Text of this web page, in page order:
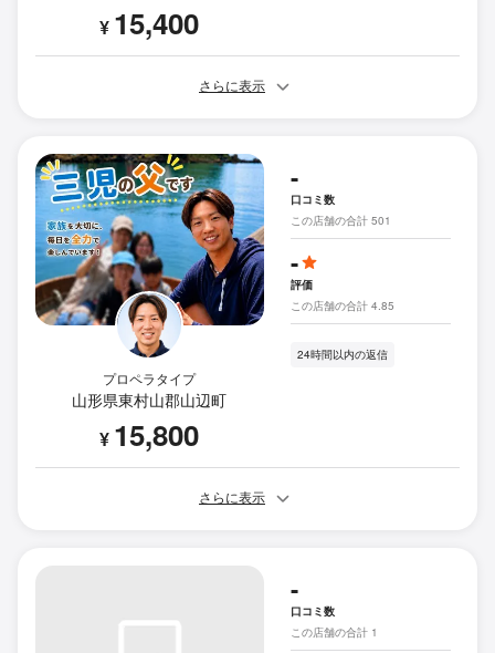
¥ 15,400
さらに表示
プロペラタイプ
山形県東村山郡山辺町
¥ 15,800
-
口コミ数
この店舗の合計 501
-
評価
この店舗の合計 4.85
24時間以内の返信
さらに表示
-
口コミ数
この店舗の合計 1